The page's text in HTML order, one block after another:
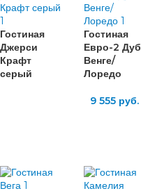
Гостиная
Джерси
Крафт
серый
Гостиная
Евро-2 Дуб
Венге/
Лоредо
9 555 руб.